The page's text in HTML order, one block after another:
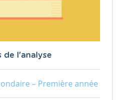
de l'analyse
– Première année